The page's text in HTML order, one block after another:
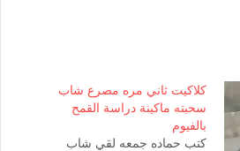
كلاكيت ثاني مره مصرع شاب
سحبته ماكينة دراسة القمح
بالفيوم
كتب حماده جمعه لقي شاب